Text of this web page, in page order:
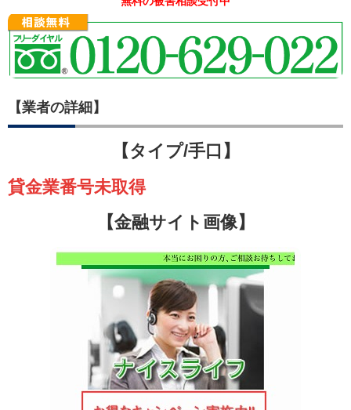
【業者の詳細】
【タイプ/手口】
貸金業番号未取得
【金融サイト画像】